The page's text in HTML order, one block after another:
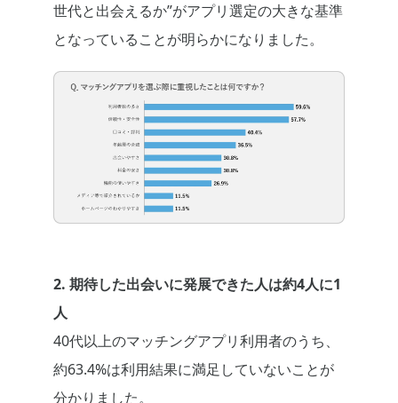
世代と出会えるか”がアプリ選定の大きな基準
となっていることが明らかになりました。
2. 期待した出会いに発展できた人は約4人に1
人
40代以上のマッチングアプリ利用者のうち、
約63.4%は利用結果に満足していないことが
分かりました。